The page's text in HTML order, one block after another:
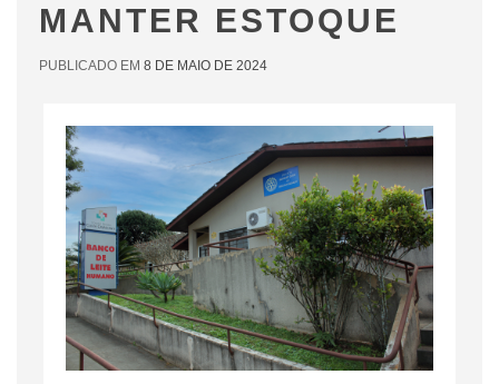
MANTER ESTOQUE
PUBLICADO EM 8 DE MAIO DE 2024